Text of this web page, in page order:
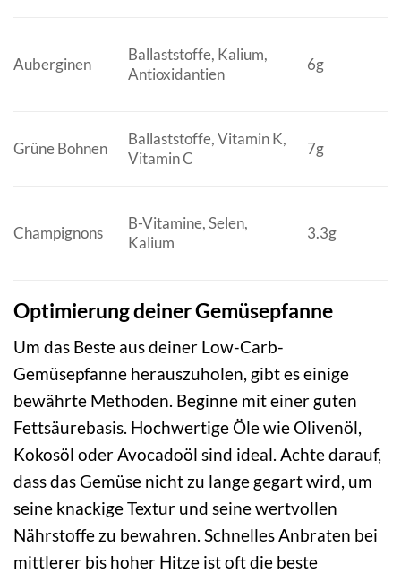
Auberginen
Ballaststoffe, Kalium,
Antioxidantien
6g
Grüne Bohnen
Ballaststoffe, Vitamin K,
Vitamin C
7g
Champignons
B-Vitamine, Selen,
Kalium
3.3g
Optimierung deiner Gemüsepfanne
Um das Beste aus deiner Low-Carb-
Gemüsepfanne herauszuholen, gibt es einige
bewährte Methoden. Beginne mit einer guten
Fettsäurebasis. Hochwertige Öle wie Olivenöl,
Kokosöl oder Avocadoöl sind ideal. Achte darauf,
dass das Gemüse nicht zu lange gegart wird, um
seine knackige Textur und seine wertvollen
Nährstoffe zu bewahren. Schnelles Anbraten bei
mittlerer bis hoher Hitze ist oft die beste